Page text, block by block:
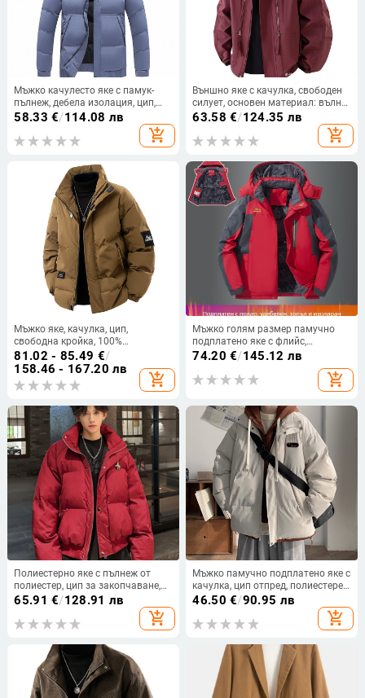
Мъжко качулесто яке с памук-
пълнеж, дебела изолация, цип,
полиестерна материя
58.33 €/114.08 лв
add_shopping_cart
Външно яке с качулка, свободен
силует, основен материал: вълна
със зайча козина, есен 2024
63.58 €/124.35 лв
add_shopping_cart
Мъжко яке, качулка, цип,
свободна кройка, 100%
полиестерна външна част и 100%
полиестерна подплата
81.02 - 85.49 €/
158.46 - 167.20 лв
add_shopping_cart
Мъжко голям размер памучно
подплатено яке с флийс,
ветроустойчиво зимно яке
74.20 €/145.12 лв
add_shopping_cart
Полиестерно яке с пълнеж от
полиестер, цип за закопчаване,
стояща яка, свободен силует
65.91 €/128.91 лв
add_shopping_cart
Мъжко памучно подплатено яке с
качулка, цип отпред, полиестерен
пълнител и подплата, странични
46.50 €/90.95 лв
add_shopping_cart